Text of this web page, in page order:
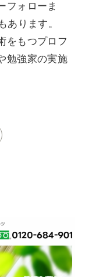
フォローま
あります。
をもつプロフ
勉強家の実施